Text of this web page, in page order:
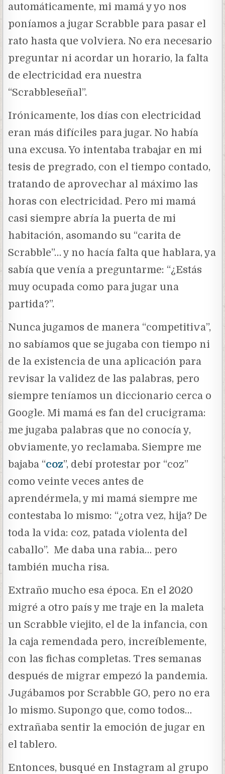
automáticamente, mi mamá y yo nos
poníamos a jugar Scrabble para pasar el
rato hasta que volviera. No era necesario
preguntar ni acordar un horario, la falta
de electricidad era nuestra
“Scrabbleseñal”.
Irónicamente, los días con electricidad
eran más difíciles para jugar. No había
una excusa. Yo intentaba trabajar en mi
tesis de pregrado, con el tiempo contado,
tratando de aprovechar al máximo las
horas con electricidad. Pero mi mamá
casi siempre abría la puerta de mi
habitación, asomando su “carita de
Scrabble”… y no hacía falta que hablara, ya
sabía que venía a preguntarme: “¿Estás
muy ocupada como para jugar una
partida?”.
Nunca jugamos de manera “competitiva”,
no sabíamos que se jugaba con tiempo ni
de la existencia de una aplicación para
revisar la validez de las palabras, pero
siempre teníamos un diccionario cerca o
Google. Mi mamá es fan del crucigrama:
me jugaba palabras que no conocía y,
obviamente, yo reclamaba. Siempre me
bajaba “coz”, debí protestar por “coz”
como veinte veces antes de
aprendérmela, y mi mamá siempre me
contestaba lo mismo: “¿otra vez, hija? De
toda la vida: coz, patada violenta del
caballo”. Me daba una rabia… pero
también mucha risa.
Extraño mucho esa época. En el 2020
migré a otro país y me traje en la maleta
un Scrabble viejito, el de la infancia, con
la caja remendada pero, increíblemente,
con las fichas completas. Tres semanas
después de migrar empezó la pandemia.
Jugábamos por Scrabble GO, pero no era
lo mismo. Supongo que, como todos…
extrañaba sentir la emoción de jugar en
el tablero.
Entonces, busqué en Instagram al grupo